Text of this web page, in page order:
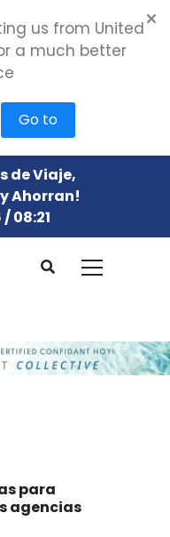
de Viaje,
Ahorran!
08:21
para
agencias
us from United
a much better
Go to